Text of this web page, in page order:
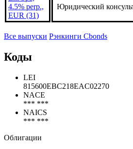
4.5% perp.,
EUR (31)
Юридический
Все выпуски Рэнкинги Cbonds
Коды
LEI
815600EBC218EAC02270
NACE
*** ***
NAICS
*** ***
Облигации